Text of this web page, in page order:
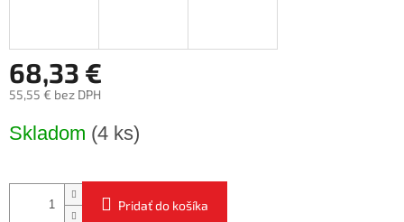
68,33 €
55,55 € bez DPH
cena:
Skladom (4 ks)
Pridať do košíka